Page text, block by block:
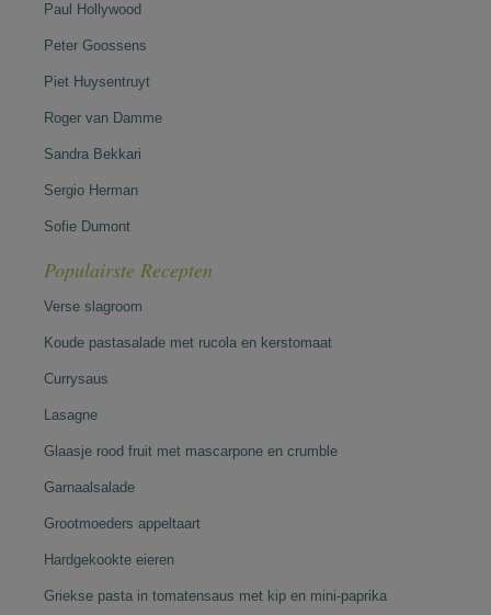
Paul Hollywood
Peter Goossens
Piet Huysentruyt
Roger van Damme
Sandra Bekkari
Sergio Herman
Sofie Dumont
Populairste Recepten
Verse slagroom
Koude pastasalade met rucola en kerstomaat
Currysaus
Lasagne
Glaasje rood fruit met mascarpone en crumble
Garnaalsalade
Grootmoeders appeltaart
Hardgekookte eieren
Griekse pasta in tomatensaus met kip en mini-paprika